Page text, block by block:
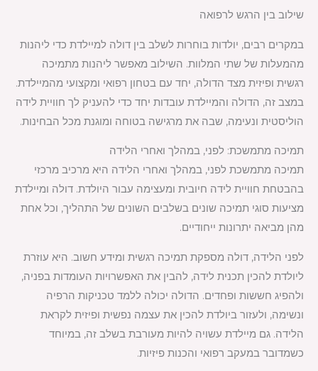
שילוב בין הרגש לרפואה
במקרים רבים, יולדות בוחרות לשלב בין דולה למיילדת כדי ליהנות
מהמעלות של שתי המלוות. השילוב מאפשר ליהנות מתמיכה
רגשית ופיזית מצד הדולה, יחד עם בטחון רפואי ומקצועי מהמיילדת.
במצב זה, הדולה והמיילדת עובדות יחד כדי להעניק לך חוויית לידה
הוליסטית ונעימה, שבה את מרגישה בטוחה ומוגנת מכל הבחינות.
תמיכה מתמשכת: לפני, במהלך ואחרי הלידה
תמיכה מתמשכת לפני, במהלך ואחרי הלידה היא מרכיב מרכזי
בהבטחת חוויית לידה חיובית ומעצימה עבור היולדת. דולה ומיילדת
מציעות סוגי תמיכה שונים בשלבים השונים של התהליך, וכל אחת
מהן מביאה יתרונות ייחודיים.
לפני הלידה, דולה מספקת תמיכה רגשית ומידע חשוב. היא עוזרת
ליולדת להכין תכנית לידה, להבין את האפשרויות העומדות בפניה,
ולהפיג חששות ופחדים. הדולה יכולה ללמד טכניקות הרפיה
ונשימה, ולעזור ביולדת להכין את עצמה נפשית ופיזית לקראת
הלידה. גם מיילדת עשויה להיות מעורבת בשלב זה, במיוחד
כשמדובר במעקב רפואי והכנות פיזיות.